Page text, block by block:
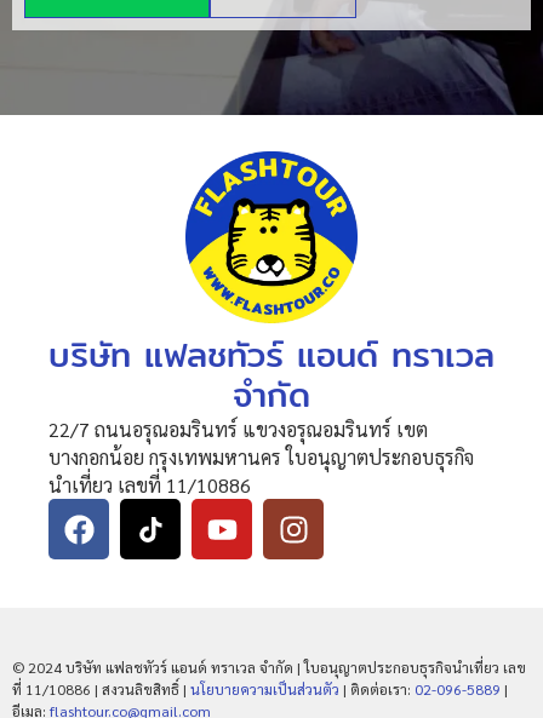
บริษัท แฟลชทัวร์ แอนด์ ทราเวล
จำกัด
22/7 ถนนอรุณอมรินทร์ แขวงอรุณอมรินทร์ เขต
บางกอกน้อย กรุงเทพมหานคร ใบอนุญาตประกอบธุรกิจ
นำเที่ยว เลขที่ 11/10886
© 2024 บริษัท แฟลชทัวร์ แอนด์ ทราเวล จำกัด | ใบอนุญาตประกอบธุรกิจนำเที่ยว เลข
ที่ 11/10886 | สงวนลิขสิทธิ์ | นโยบายความเป็นส่วนตัว | ติดต่อเรา: 02-096-5889 |
อีเมล: flashtour.co@gmail.com